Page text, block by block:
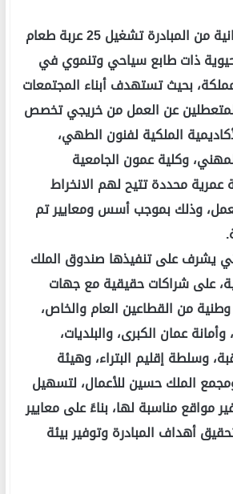
وتتضمن المرحلة الثانية من المبادرة تشغيل 25 عربة طعام
ذات طابع سياحي وتنموي في
بحيث تستهدف أبناء المجتمعات
عن العمل من خريجي تخصص
الملكية لفنون الطهي،
وكلية عمون الجامعية
عمرية محددة تتيح لهم الانخراط
وذلك بموجب أسس ومعايير تم
يشرف على تنفيذها صندوق الملك
على شراكات حقيقية مع جهات
من القطاعين العام والخاص،
عمان الكبرى، والبلديات،
وسلطة إقليم البتراء، وهيئة
الملك حسين للأعمال، لتسهيل
مواقع مناسبة لها، بناءً على معايير
أهداف المبادرة وتوفير بيئة